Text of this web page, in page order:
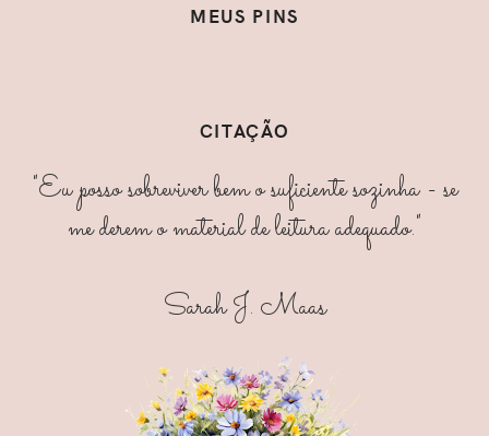
MEUS PINS
CITAÇÃO
"Eu posso sobreviver bem o suficiente sozinha - se
me derem o material de leitura adequado."
Sarah J. Maas